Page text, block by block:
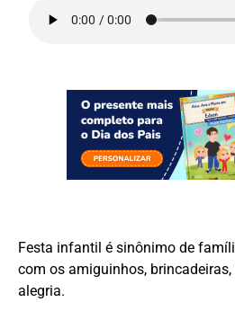
Festa infantil é sinônimo de
com os amiguinhos,
alegria.